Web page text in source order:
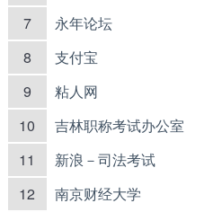
7 永年论坛
8 支付宝
9 粘人网
10 吉林职称考试办公室
11 新浪－司法考试
12 南京财经大学